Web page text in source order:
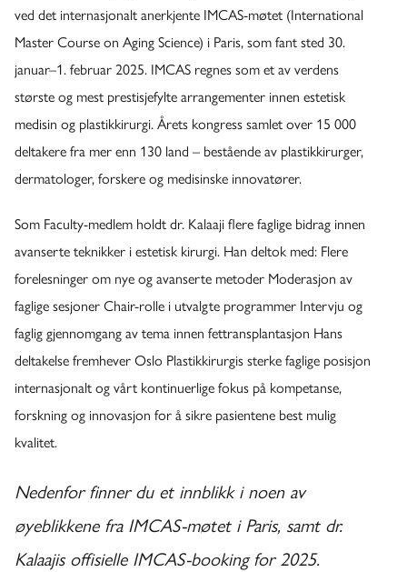
ved det internasjonalt anerkjente IMCAS-møtet (International
Master Course on Aging Science) i Paris, som fant sted 30.
januar–1. februar 2025. IMCAS regnes som et av verdens
største og mest prestisjefylte arrangementer innen estetisk
medisin og plastikkirurgi. Årets kongress samlet over 15 000
deltakere fra mer enn 130 land – bestående av plastikkirurger,
dermatologer, forskere og medisinske innovatører.
Som Faculty-medlem holdt dr. Kalaaji flere faglige bidrag innen
avanserte teknikker i estetisk kirurgi. Han deltok med: Flere
forelesninger om nye og avanserte metoder Moderasjon av
faglige sesjoner Chair-rolle i utvalgte programmer Intervju og
faglig gjennomgang av tema innen fettransplantasjon Hans
deltakelse fremhever Oslo Plastikkirurgis sterke faglige posisjon
internasjonalt og vårt kontinuerlige fokus på kompetanse,
forskning og innovasjon for å sikre pasientene best mulig
kvalitet.
Nedenfor finner du et innblikk i noen av
øyeblikkene fra IMCAS-møtet i Paris, samt dr.
Kalaajis offisielle IMCAS-booking for 2025.